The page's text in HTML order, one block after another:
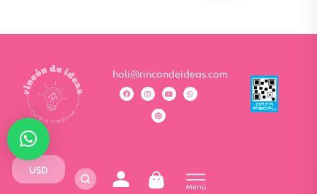
holi@rincondeideas.com
USD